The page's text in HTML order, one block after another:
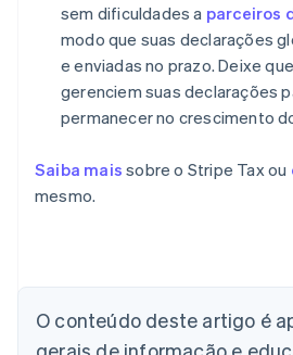
sem dificuldades a parceiros
modo que suas declarações
e enviadas no prazo. Deixe
gerenciem suas declarações
permanecer no crescimento
Saiba mais sobre o Stripe Tax ou
mesmo.
O conteúdo deste artigo é